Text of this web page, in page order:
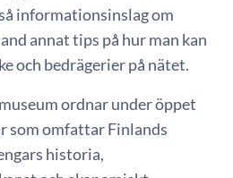
informationsinslag om
annat tips på hur man kan
och bedrägerier på nätet.
ordnar under öppet
som omfattar Finlands
historia,